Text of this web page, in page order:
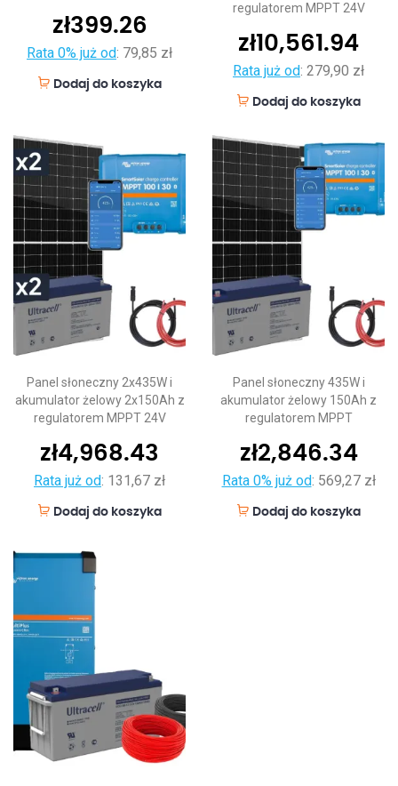
zł399.26
Rata 0% już od: 79,85 zł
Dodaj do koszyka
regulatorem MPPT 24V
zł10,561.94
Rata już od: 279,90 zł
Dodaj do koszyka
Panel słoneczny 2x435W i
akumulator żelowy 2x150Ah z
regulatorem MPPT 24V
zł4,968.43
Rata już od: 131,67 zł
Dodaj do koszyka
Panel słoneczny 435W i
akumulator żelowy 150Ah z
regulatorem MPPT
zł2,846.34
Rata 0% już od: 569,27 zł
Dodaj do koszyka